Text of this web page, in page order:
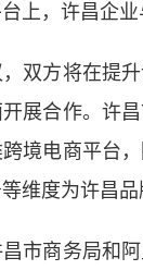
台上，许昌企
方将在提升
展合作。许
境电商平台
维度为许昌品
商务局和阿